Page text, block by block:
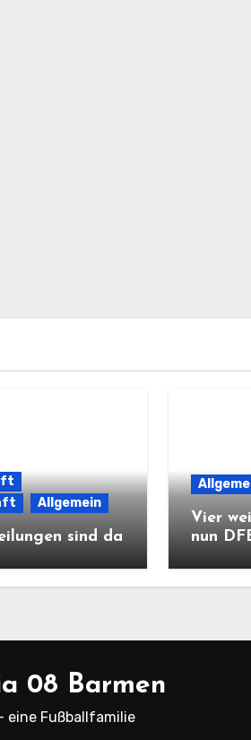
Allgemein
sind da
Vier
nun
08 Barmen
eine Fußballfamilie